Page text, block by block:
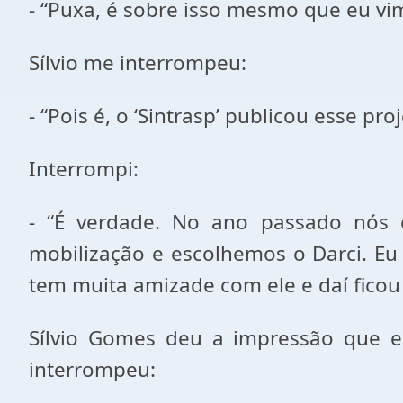
- “Puxa, é sobre isso mesmo que eu
Sílvio me interrompeu:
- “Pois é, o ‘Sintrasp’ publicou esse
Interrompi:
- “É verdade. No ano passado
mobilização e escolhemos o Darci.
tem muita amizade com ele e daí
Sílvio Gomes deu a impressão
interrompeu: